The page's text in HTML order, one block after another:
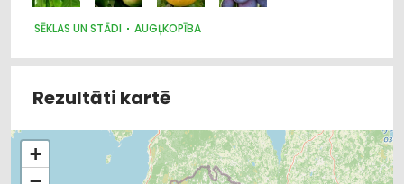
SĒKLAS UN STĀDI AUGĻKOPĪBA
Rezultāti kartē
+